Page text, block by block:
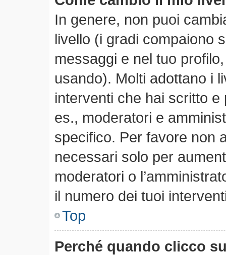
In genere, non puoi
livello (i gradi compaiono
messaggi e nel tuo
usando). Molti adottano i
interventi che hai scritto
es., moderatori e
specifico. Per favore non
necessari solo per
moderatori o
il numero dei tuoi
Top
Perché quando clicco